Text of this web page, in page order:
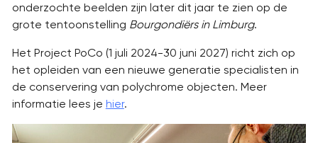
onderzochte beelden zijn later dit jaar te zien op de
grote tentoonstelling Bourgondiërs in Limburg.
Het Project PoCo (1 juli 2024-30 juni 2027) richt zich op
het opleiden van een nieuwe generatie specialisten in
de conservering van polychrome objecten. Meer
informatie lees je hier.